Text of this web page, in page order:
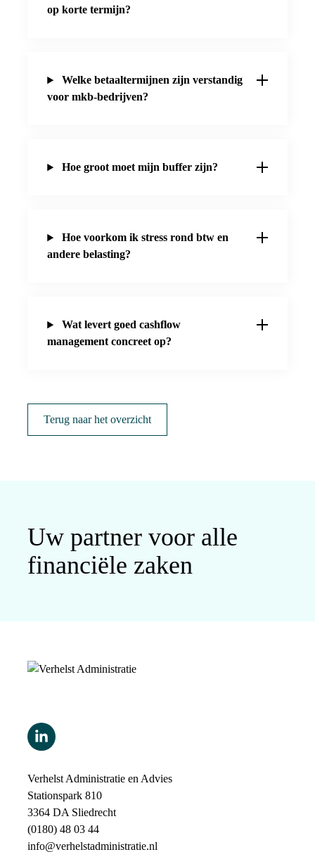
op korte termijn?
Welke betaaltermijnen zijn verstandig
voor mkb-bedrijven?
Hoe groot moet mijn buffer zijn?
Hoe voorkom ik stress rond btw en
andere belasting?
Wat levert goed cashflow
management concreet op?
Terug naar het overzicht
Uw partner voor alle
financiële zaken
Verhelst Administratie en Advies
Stationspark 810
3364 DA Sliedrecht
(0180) 48 03 44
info@verhelstadministratie.nl